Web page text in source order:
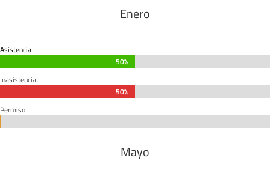
Enero
Asistencia
50%
50%
Inasistencia
50%
50%
Permiso
Mayo